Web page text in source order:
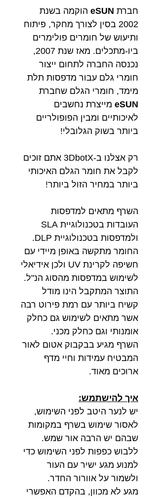
חברת eSUN הוקמה בשנת
2002 בסין לצורך מחקר, פיתוח
ותיעוש של חומרים פולימרים
ביו-מתכלים. מאז שנת 2007,
נכנסה החברה לתחום ייצור
חומרי גלם עבור מדפסות תלת
מימד, חומרי הגלם שחברת
eSUN מייצרת נחשבים
לאיכותיים ומבין הפופולריים
ביותר בשוק הגלובלי!
רק אצלנו ב-3DbotX אתם זוכים
לקבל את חומר הגלם האיכותי
ביותר במחיר הזול ביותר!
השרף מתאים למדפסות
העובדות בטכנולוגיית SLA
ולמדפסות בטכנולוגיית DLP.
החומר מתקשה באופן מיידי עם
חשיפה לקרינת UV ולכן אידיאלי
לשימוש במדפסות מהסוג הנ"ל.
התוצר המתקבל הינו מודל
קשיח ביותר עם רמת פירוט רבה
אשר מתאים לשימוש גם כחלק
אומנותי וגם כחלק מכני.
השרף מגיע בבקבוק אטום לאור
המבטיח עמידות וחיי מדף
ארוכים מאוד.
איך להישתמש:
יש לנער היטב לפני השימוש,
לאסור שימוש בשרף במקומות
שבהם יש הרבה אור שמש.
ללבוש כפפות לפני השימוש כדי
למנוע מגע ישיר עם העור
ולשמור על אוורור החדר.
מגע לא מכוון, בהקדם האפשרי